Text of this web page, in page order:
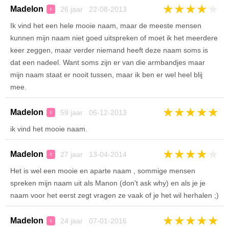
Madelon ♀ 26 jaar 22-08-2013 ★★★★
Ik vind het een hele mooie naam, maar de meeste mensen
kunnen mijn naam niet goed uitspreken of moet ik het meerdere
keer zeggen, maar verder niemand heeft deze naam soms is
dat een nadeel. Want soms zijn er van die armbandjes maar
mijn naam staat er nooit tussen, maar ik ben er wel heel blij
mee.
Madelon ♀ 59 jaar 06-12-2013 ★★★★★
ik vind het mooie naam.
Madelon ♀ 27 jaar 13-04-2014 ★★★★
Het is wel een mooie en aparte naam , sommige mensen
spreken mijn naam uit als Manon (don't ask why) en als je je
naam voor het eerst zegt vragen ze vaak of je het wil herhalen ;)
Madelon ♀ 24 jaar 07-01-2016 ★★★★★